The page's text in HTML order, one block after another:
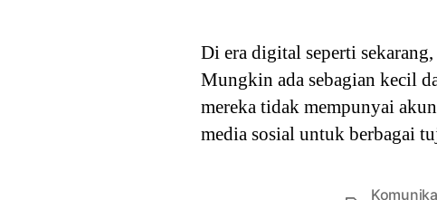
Di era digital seperti
Mungkin ada sebagian kecil
mereka tidak mempunyai
media sosial untuk berbagai